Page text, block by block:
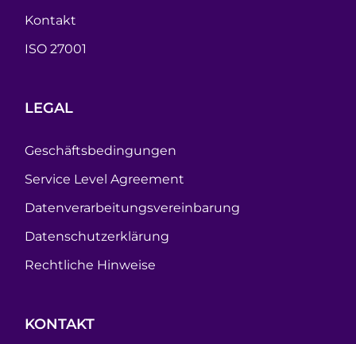
Kontakt
ISO 27001
LEGAL
Geschäftsbedingungen
Service Level Agreement
Datenverarbeitungsvereinbarung
Datenschutzerklärung
Rechtliche Hinweise
KONTAKT